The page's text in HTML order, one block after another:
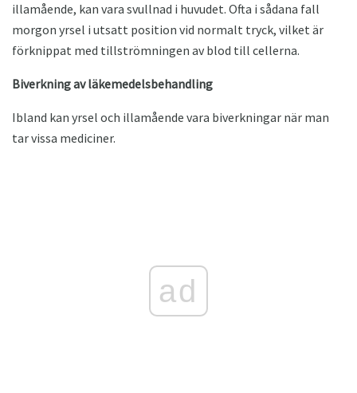
illamående, kan vara svullnad i huvudet. Ofta i sådana fall
morgon yrsel i utsatt position vid normalt tryck, vilket är
förknippat med tillströmningen av blod till cellerna.
Biverkning av läkemedelsbehandling
Ibland kan yrsel och illamående vara biverkningar när man
tar vissa mediciner.
ad